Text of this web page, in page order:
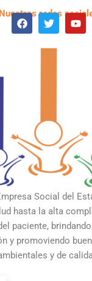
Nuestras redes
Social del
hasta la alta
paciente,
y promoviendo
y de